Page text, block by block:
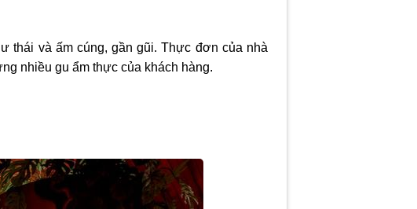
thái và ấm cúng, gần gũi. Thực đơn của nhà
nhiều gu ẩm thực của khách hàng.